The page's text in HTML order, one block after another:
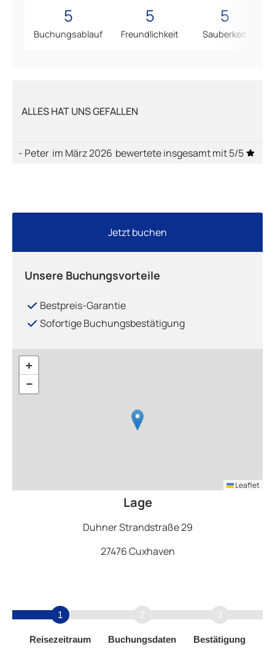
5
Buchungsablauf
5
Freundlichkeit
5
Sauberkeit
ALLES HAT UNS GEFALLEN
- Peter im März 2026 bewertete insgesamt mit 5/5
Jetzt buchen
Unsere Buchungsvorteile
Bestpreis-Garantie
Sofortige Buchungsbestätigung
+
−
Leaflet
Lage
Duhner Strandstraße 29
27476 Cuxhaven